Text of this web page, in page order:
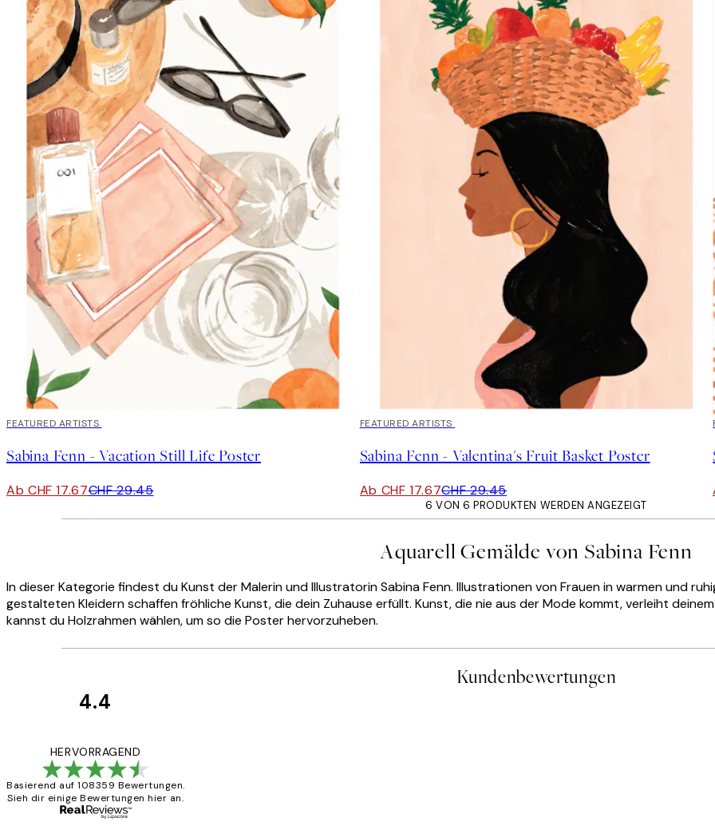
40%*
FEATURED ARTISTS
Sabina Fenn - Vacation Still Life Poster
Ab CHF 17.67CHF 29.45
40%*
FEATURED ARTISTS
Sabina Fenn - Valentina's Fruit Basket Poster
Ab CHF 17.67CHF 29.45
6 VON 6 PRODUKTEN WERDEN ANGEZEIGT
Aquarell Gemälde von Sabina Fenn
In dieser Kategorie findest du Kunst der Malerin und Illustratorin Sabina Fenn. Illustrationen von Frauen in warmen und
gestalteten Kleidern schaffen fröhliche Kunst, die dein Zuhause erfüllt. Kunst, die nie aus der Mode kommt, verleiht
kannst du Holzrahmen wählen, um so die Poster hervorzuheben.
Kundenbewertungen
4.4
HERVORRAGEND
Basierend auf 108359 Bewertungen.
Sieh dir einige Bewertungen hier an.